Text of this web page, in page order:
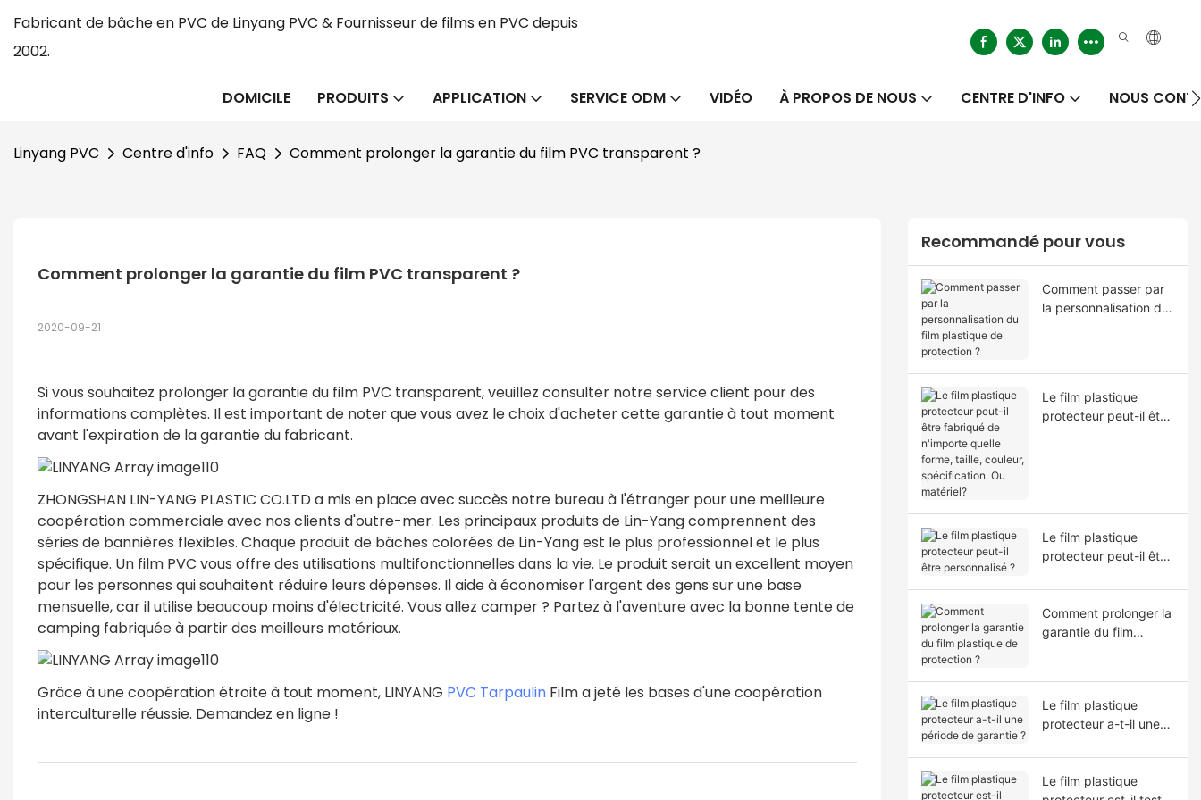
Fabricant de bâche en PVC de Linyang PVC & Fournisseur de films en PVC depuis
2002.
DOMICILE PRODUITS APPLICATION SERVICE ODM VIDÉO À PROPOS DE NOUS CENTRE D'INFO NOUS
Linyang PVC Centre d'info FAQ Comment prolonger la garantie du film PVC transparent ?
Comment prolonger la garantie du film PVC transparent ?
2020-09-21
Si vous souhaitez prolonger la garantie du film PVC transparent, veuillez consulter notre service client pour des
informations complètes. Il est important de noter que vous avez le choix d'acheter cette garantie à tout moment
avant l'expiration de la garantie du fabricant.
ZHONGSHAN LIN-YANG PLASTIC CO.LTD a mis en place avec succès notre bureau à l'étranger pour une meilleure
coopération commerciale avec nos clients d'outre-mer. Les principaux produits de Lin-Yang comprennent des
séries de bannières flexibles. Chaque produit de bâches colorées de Lin-Yang est le plus professionnel et le plus
spécifique. Un film PVC vous offre des utilisations multifonctionnelles dans la vie. Le produit serait un excellent moyen
pour les personnes qui souhaitent réduire leurs dépenses. Il aide à économiser l'argent des gens sur une base
mensuelle, car il utilise beaucoup moins d'électricité. Vous allez camper ? Partez à l'aventure avec la bonne tente de
camping fabriquée à partir des meilleurs matériaux.
Grâce à une coopération étroite à tout moment, LINYANG PVC TarpaulinFilm a jeté les bases d'une coopération
interculturelle réussie. Demandez en ligne !
Recommandé pour vous
Comment passer par
la personnalisation du
Le film plastique
protecteur peut-il être
Le film plastique
protecteur peut-il être
Comment prolonger la
garantie du film
Le film plastique
protecteur a-t-il une
Le film plastique